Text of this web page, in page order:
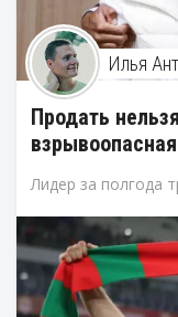
Илья
Продать
Лидер за полгода